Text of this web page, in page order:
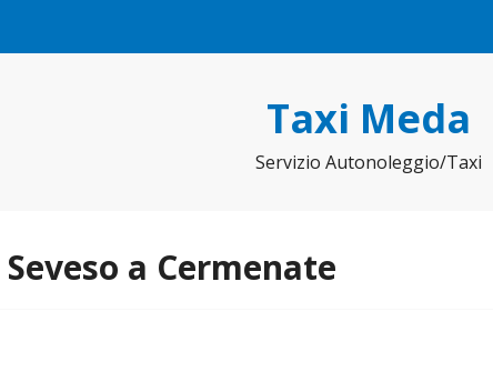
Taxi Meda
Servizio Autonoleggio/Taxi
a Cermenate